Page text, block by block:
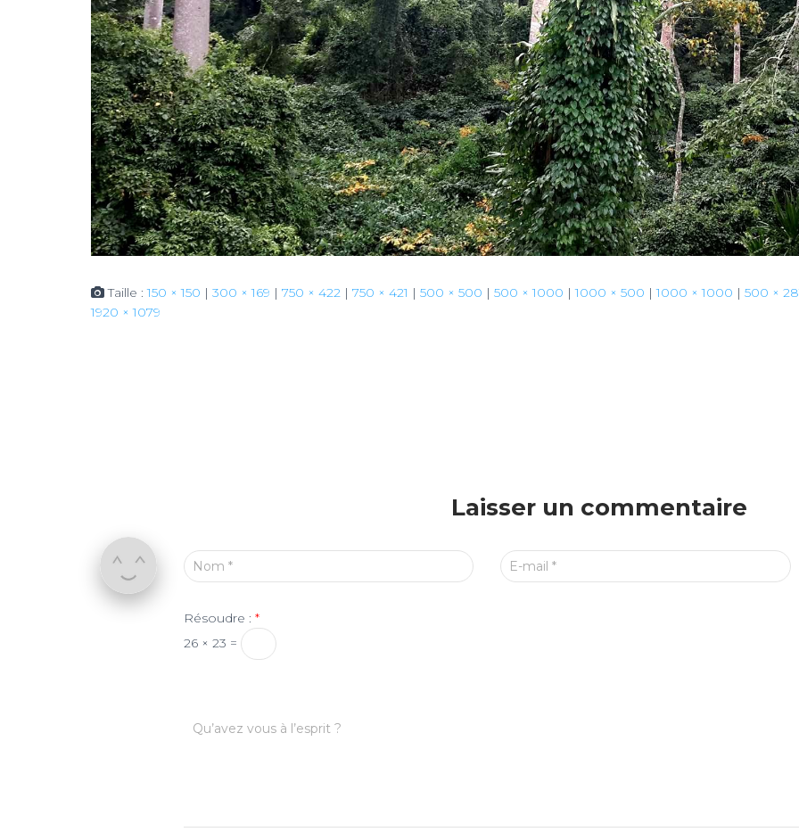
Taille :150 × 150 | 300 × 169 | 750 × 422 | 750 × 421 | 500 × 500 | 500 × 1000 | 1000 × 500 | 1000 × 1000 | 500 ×
1920 × 1079
Laisser un commentaire
Nom * E-mail*
Résoudre : *
26 × 23 =
Qu’avez vous à l’esprit ?